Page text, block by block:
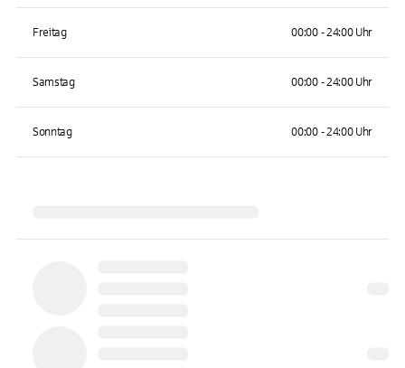
Freitag 00:00 - 24:00 Uhr
Samstag 00:00 - 24:00 Uhr
Sonntag 00:00 - 24:00 Uhr